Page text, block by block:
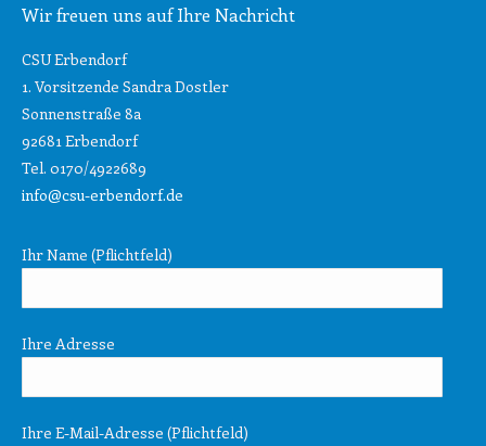
Wir freuen uns auf Ihre Nachricht
CSU Erbendorf
1. Vorsitzende Sandra Dostler
Sonnenstraße 8a
92681 Erbendorf
Tel. 0170/4922689
info@csu-erbendorf.de
Ihr Name (Pflichtfeld)
Ihre Adresse
Ihre E-Mail-Adresse (Pflichtfeld)